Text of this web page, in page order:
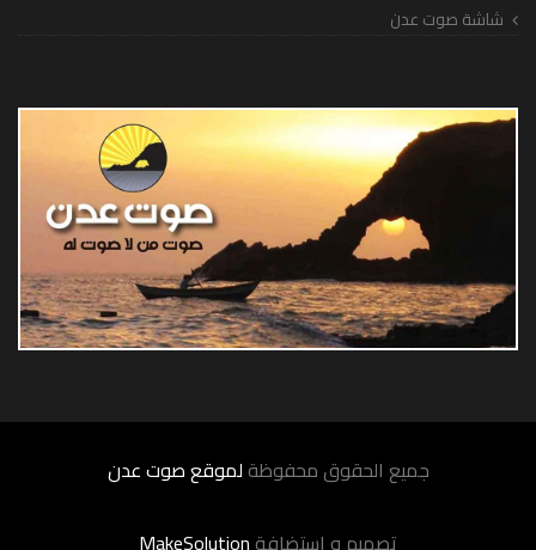
شاشة صوت عدن
جميع الحقوق محفوظة لموقع صوت عدن
تصميم و إستضافة MakeSolution